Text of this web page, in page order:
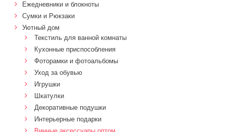
Ежедневники и блокноты
Сумки и Рюкзаки
Уютный дом
Текстиль для ванной комнаты
Кухонные приспособления
Фоторамки и фотоальбомы
Уход за обувью
Игрушки
Шкатулки
Декоративные подушки
Интерьерные подарки